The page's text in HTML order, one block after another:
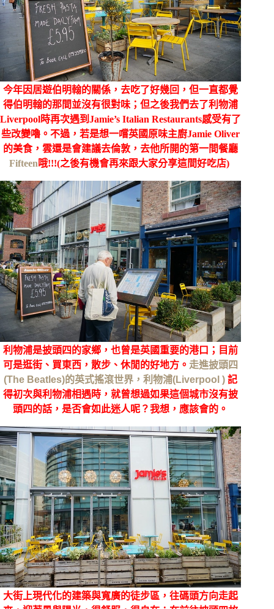
今年因居遊伯明翰的關係，去吃了好幾回，但一直都覺
得伯明翰的那間並沒有很對味；但之後我們去了利物浦
Liverpool時再次遇到Jamie’s Italian Restaurants感受有了
些改變嚕。不過，若是想一嚐英國原味主廚Jamie Oliver
的美食，雲還是會建議去倫敦，去他所開的第一間餐廳
Fifteen哦!!!(之後有機會再來跟大家分享這間好吃店)
利物浦是披頭四的家鄉，也曾是英國重要的港口；目前
可是逛街、買東西，散步、休閒的好地方。 走進披頭四
(The Beatles)的英式搖滾世界，利物浦(Liverpool ) 記
得初次與利物浦相遇時，就曾想過如果這個城市沒有披
頭四的話，是否會如此迷人呢？我想，應該會的。
大街上現代化的建築與寬廣的徒步區，往碼頭方向走起